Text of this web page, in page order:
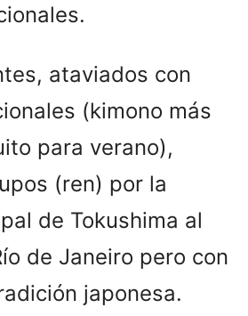
ataviados con
(kimono más
para verano),
(ren) por la
de Tokushima al
de Janeiro pero con
japonesa.